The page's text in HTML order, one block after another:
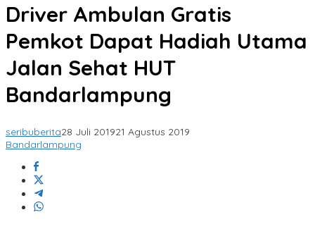
Driver Ambulan Gratis
Pemkot Dapat Hadiah Utama
Jalan Sehat HUT
Bandarlampung
seribuberita28 Juli 201921 Agustus 2019
Bandarlampung